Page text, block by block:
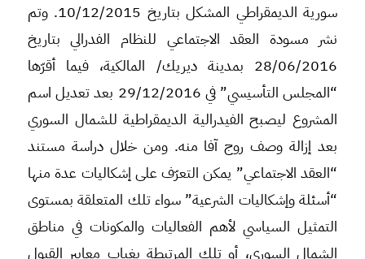
سورية الديمقراطي المشكل بتاريخ 10/12/2015. وتم
نشر مسودة العقد الاجتماعي للنظام الفدرالي بتاريخ
28/06/2016 بمدينة ديريك/ المالكية، فيما أقرّها
“المجلس التأسيسي” في 29/12/2016 بعد تعديل اسم
المشروع ليصبح الفيدرالية الديمقراطية للشمال السوري
بعد إزالة وصف روج آفا منه. ومن خلال دراسة مستند
“العقد الاجتماعي” يمكن التعرّف على إشكاليات عدة منها
“أسئلة وإشكاليات الشرعية” سواء تلك المتعلقة بمستوى
التمثيل السياسي لأهم الفعاليات والمكونات في مناطق
الشمال السوري، أو تلك المرتبطة بغياب معايير القبول